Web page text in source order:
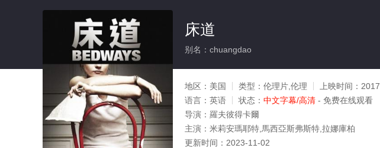
床道
别名：chuangdao
地区： 美国 类型： 伦理片,伦理 上映时间： 2017
语言： 英语 状态： 中文字幕/高清 - 免费在线观看
导演： 羅夫彼得卡爾
主演： 米莉安瑪耶特,馬西亞斯弗斯特,拉娜庫柏
更新时间： 2023-11-02